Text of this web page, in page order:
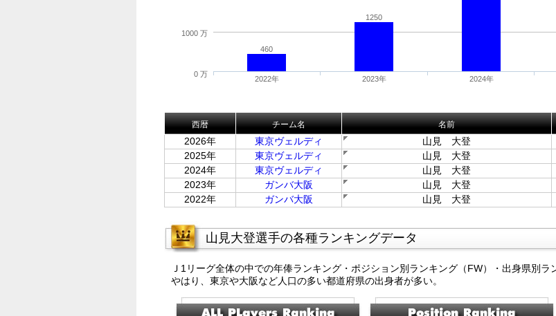
460
1250
2022年 2023年 2024年
0 万
1000 万
西暦 チーム名 名前
2026年 東京ヴェルディ 山見 大登
2025年
東京ヴェルディ 山見 大登
2024年
東京ヴェルディ 山見 大登
2023年
ガンバ大阪 山見 大登
2022年
ガンバ大阪 山見 大登
山見大登選手の各種ランキングデータ
Ｊ1リーグ全体の中での年俸ランキング・ポジション別ランキング（FW）・出身県別ラ
やはり、東京や大阪など人口の多い都道府県の出身者が多い。